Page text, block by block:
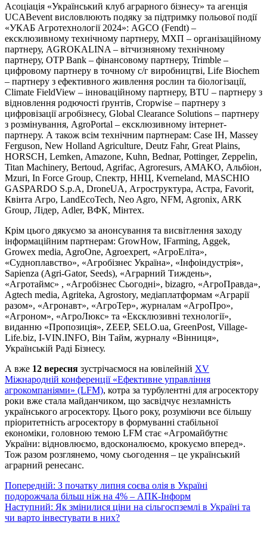
Асоціація «Український клуб аграрного бізнесу» та агенція
UCABevent висловлюють подяку за підтримку польової події
«УКАБ Агротехнології 2024»: AGCO (Fendt) –
ексклюзивному технічному партнеру, МХП – організаційному
партнеру, AGROKALINA – вітчизняному технічному
партнеру, OTP Bank – фінансовому партнеру, Trimble –
цифровому партнеру в точному с/г виробництві, Life Biochem
– партнеру з ефективного живлення рослин та біологізації,
Climate FieldView – інноваційному партнеру, BTU – партнеру з
відновлення родючості ґрунтів, Cropwise – партнеру з
цифровізації агробізнесу, Global Clearance Solutions – партнеру
з розмінування, AgroPortal – ексклюзивному інтернет-
партнеру. А також всім технічним партнерам: Case IH, Massey
Ferguson, New Holland Agriculture, Deutz Fahr, Great Plains,
HORSCH, Lemken, Amazone, Kuhn, Bednar, Pottinger, Zeppelin,
Titan Machinery, Bertoud, Agrifac, Agroresurs, AMAKO, Альбіон,
Mzuri, In Force Group, Спектр, ННЦ, Kverneland, MASCHIO
GASPARDO S.p.A, DroneUA, Агроструктура, Астра, Favorit,
Квінта Агро, LandEcoTech, Neo Agro, NFM, Agronix, ARK
Group, Лідер, Adler, ВФК, Мінтех.
Крім цього дякуємо за анонсування та висвітлення заходу
інформаційним партнерам: GrowHow, IFarming, Aggek,
Growex media, AgroOne, Agroexpert, «АгроЕліта»,
«Судноплавство», «Агробізнес Україна», «Інфоіндустрія»,
Sapienza (Agri-Gator, Seeds), «Аграрний Тиждень»,
«Агротаймс» , «Агробізнес Сьогодні», bizagro, «АгроПравда»,
Agtech media, Agriteka, Agrostory, медіаплатформам «Аграрії
разом», «Агронавт», «АгроТер», журналам «АгроПро»,
«Агроном», «АгроЛюкс» та «Ексклюзивні технології»,
виданню «Пропозиція», ZEEP, SELO.ua, GreenPost, Village-
Life.biz, I-VIN.INFO, Він Тайм, журналу «Вінниця»,
Українській Раді Бізнесу.
А вже 12 вересня зустрічаємося на ювілейній XV
Міжнародній конференції «Ефективне управління
агрокомпаніями» (LFM), котра за турбулентні для агросектору
роки вже стала майданчиком, що засвідчує незламність
українського агросектору. Цього року, розуміючи все більшу
пріоритетність агросектору в формуванні стабільної
економіки, головною темою LFM стає «Агромайбутнє
України: відновлюємо, вдосконалюємо, крокуємо вперед».
Тож разом розглянемо, чому сьогодення – це український
аграрний ренесанс.
Навігація
записів
Попередній: З початку липня соєва олія в Україні
подорожчала більш ніж на 4% – АПК-Інформ
Наступний: Як змінилися ціни на сільгоспземлі в Україні та
чи варто інвестувати в них?